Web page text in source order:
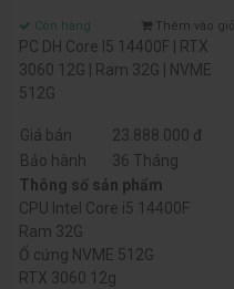
Còn hàng Thêm vào giỏ
PC DH Core I5 14400F | RTX
3060 12G | Ram 32G | NVME
512G
Giá bán
23.888.000 đ
Bảo hành
36 Tháng
Thông số sản phẩm
CPU Intel Core i5 14400F
Ram 32G
Ổ cứng NVME 512G
RTX 3060 12g